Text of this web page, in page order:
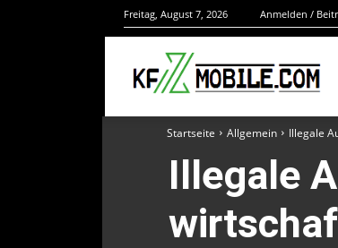
Freitag, August 7, 2026 Anmelden /
Startseite Allgemein Illegale
Illegale